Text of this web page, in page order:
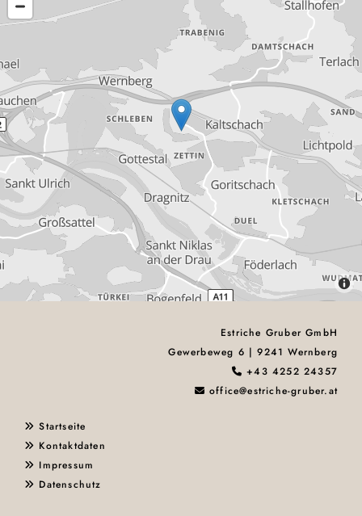
Estriche Gruber GmbH
Gewerbeweg 6 | 9241 Wernberg
 +43 4252 24357
 office@estriche-gruber.at
 Startseite
 Kontaktdaten
 Impressum
 Datenschutz